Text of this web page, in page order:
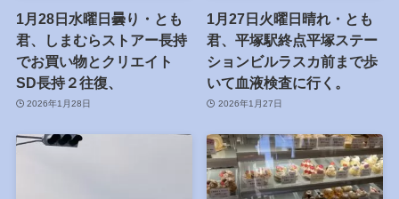
1月28日水曜日曇り・とも
君、しまむらストアー長持
でお買い物とクリエイト
SD長持２往復、
2026年1月28日
1月27日火曜日晴れ・とも
君、平塚駅終点平塚ステー
ションビルラスカ前まで歩
いて血液検査に行く。
2026年1月27日